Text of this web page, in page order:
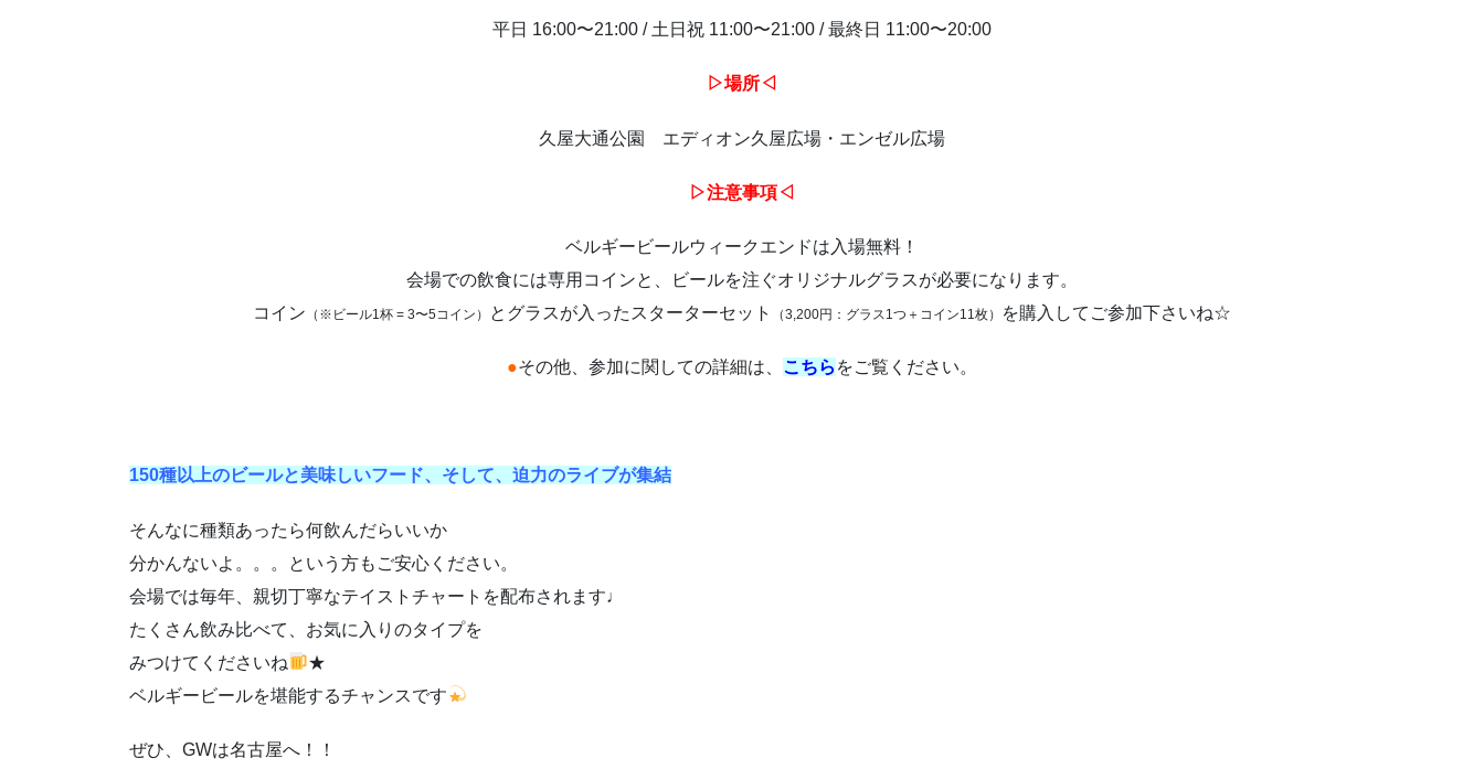
平日 16:00〜21:00 / 土日祝 11:00〜21:00 / 最終日 11:00〜20:00
▷場所◁
久屋大通公園 エディオン久屋広場・エンゼル広場
▷注意事項◁
ベルギービールウィークエンドは入場無料！
会場での飲食には専用コインと、ビールを注ぐオリジナルグラスが必要になります。
コイン （※ビール1杯 = 3〜5コイン） とグラスが入ったスターターセット （3,200円：グラス1つ＋コイン11枚） を購入してご参加下さいね☆
●その他、参加に関しての詳細は、 こちら をご覧ください。
150種以上のビールと美味しいフード、そして、迫力のライブが集結
そんなに種類あったら何飲んだらいいか
分かんないよ。。。という方もご安心ください。
会場では毎年、親切丁寧なテイストチャートを配布されます♩
たくさん飲み比べて、お気に入りのタイプを
みつけてくださいね
★
ベルギービールを堪能するチャンスです
ぜひ、GWは名古屋へ！！